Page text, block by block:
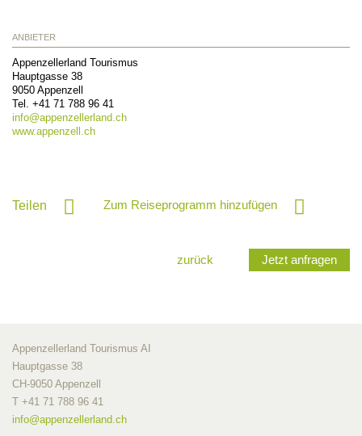
ANBIETER
Appenzellerland Tourismus
Hauptgasse 38
9050 Appenzell
Tel. +41 71 788 96 41
info@appenzellerland.ch
www.appenzell.ch
Teilen Zum Reiseprogramm hinzufügen
zurück Jetzt anfragen
Appenzellerland Tourismus AI
Hauptgasse 38
CH-9050 Appenzell
T +41 71 788 96 41
info@appenzellerland.ch